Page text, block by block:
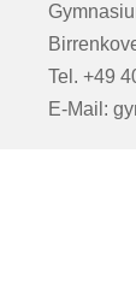
Tel. +49
E-Mail: